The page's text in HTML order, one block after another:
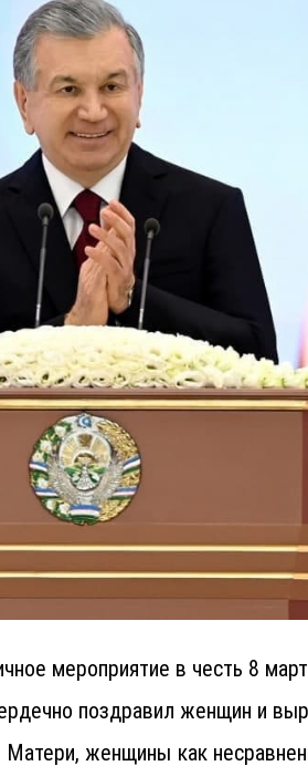
мероприятие в честь 8
поздравил женщин и
женщины как